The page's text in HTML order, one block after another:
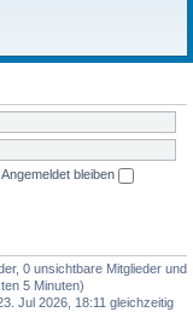
Angemeldet bleiben
0 unsichtbare Mitglieder und
5 Minuten)
Jul 2026, 18:11 gleichzeitig